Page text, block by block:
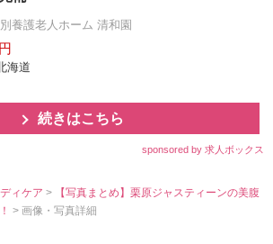
養護老人ホーム 清和園
海道
続きはこちら
sponsored by 求人ボックス
ィケア>
【写真まとめ】栗原ジャスティーンの美腹
> 画像・写真詳細